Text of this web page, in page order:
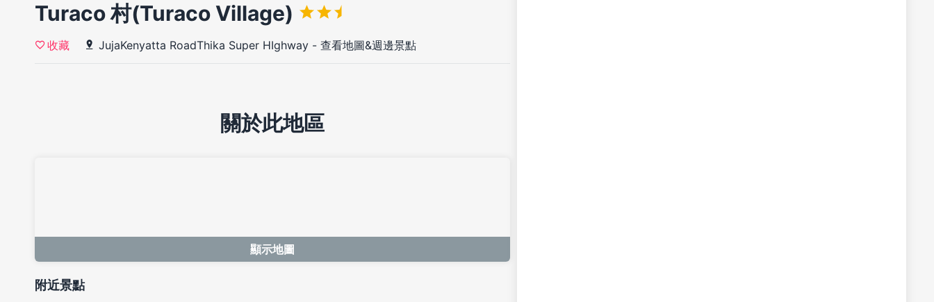
Turaco 村(Turaco Village)
收藏 JujaKenyatta RoadThika Super HIghway - 查看地圖&週邊景點
關於此地區
顯示地圖
附近景點